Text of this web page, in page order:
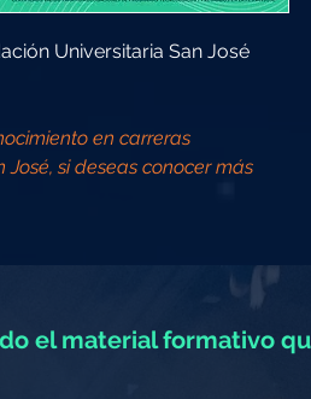
Universitaria San José
en carreras
si deseas conocer más
el material formativo